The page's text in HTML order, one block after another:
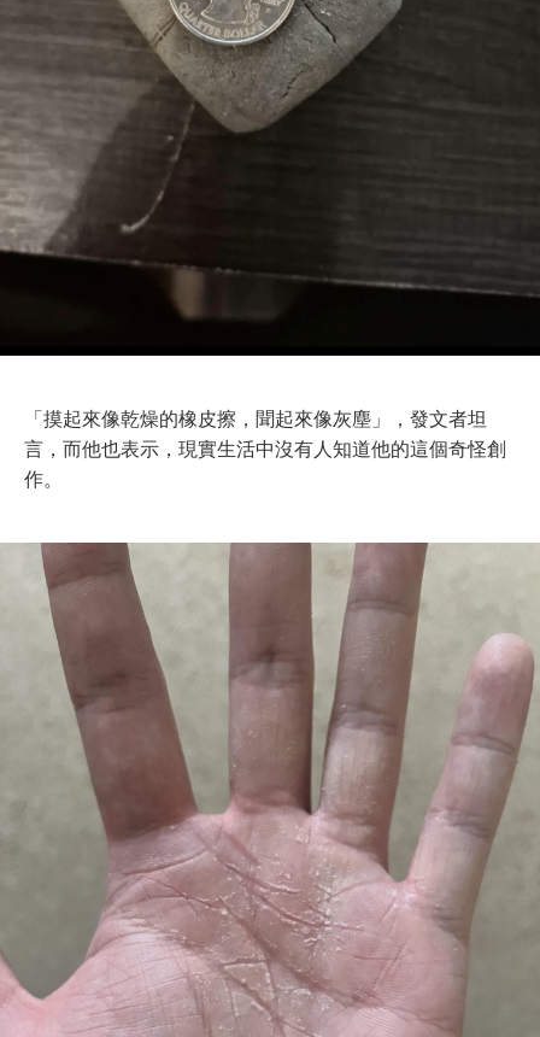
「摸起來像乾燥的橡皮擦，聞起來像灰塵」，發文者坦
言，而他也表示，現實生活中沒有人知道他的這個奇怪創
作。